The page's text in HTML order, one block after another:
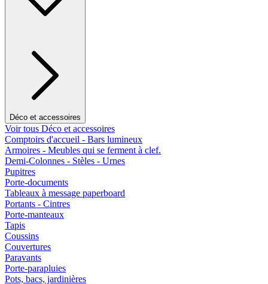
Déco et accessoires
Voir tous Déco et accessoires
Comptoirs d'accueil - Bars lumineux
Armoires - Meubles qui se ferment à clef.
Demi-Colonnes - Stèles - Urnes
Pupitres
Porte-documents
Tableaux à message paperboard
Portants - Cintres
Porte-manteaux
Tapis
Coussins
Couvertures
Paravants
Porte-parapluies
Pots, bacs, jardinières